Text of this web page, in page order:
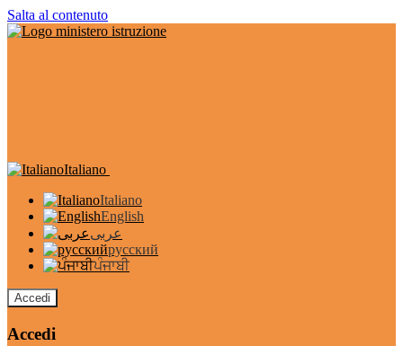
Salta al contenuto
Italiano
Italiano
English
عربى
русский
ਪੰਜਾਬੀ
Accedi
Accedi